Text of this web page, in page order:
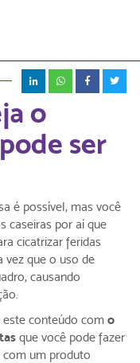
o
ser
é possível, mas você
caseiras por aí que
cicatrizar feridas
vez que o uso de
causando
este conteúdo com o
que você pode fazer
com um produto